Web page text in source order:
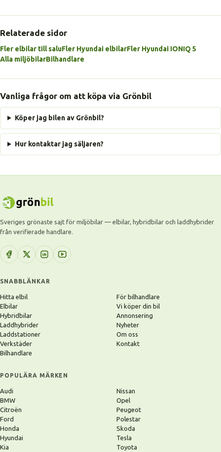
Relaterade sidor
Fler elbilar till saluFler Hyundai elbilarFler Hyundai IONIQ 5
Alla miljöbilarBilhandlare
Vanliga frågor om att köpa via Grönbil
Köper jag bilen av Grönbil?
Hur kontaktar jag säljaren?
Sveriges grönaste sajt för miljöbilar — elbilar, hybridbilar och laddhybrider
från verifierade handlare.
SNABBLÄNKAR
Hitta elbil
Elbilar
Hybridbilar
Laddhybrider
Laddstationer
Verkstäder
Bilhandlare
För bilhandlare
Vi köper din bil
Annonsering
Nyheter
Om oss
Kontakt
POPULÄRA MÄRKEN
Audi
BMW
Citroën
Ford
Honda
Hyundai
Kia
Nissan
Opel
Peugeot
Polestar
Skoda
Tesla
Toyota